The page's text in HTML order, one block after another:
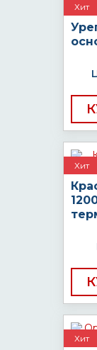
Хит
Хит
Хит